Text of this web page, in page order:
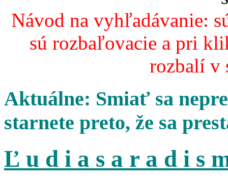
Návod na vyhľadávanie:
sú rozbaľovacie a pri
rozbalí v
Aktuálne: Smiať sa
starnete preto, že sa
Ľ u d i a s a r a d i s